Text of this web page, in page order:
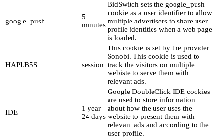
google_push
5
minutes
BidSwitch sets the google_push
cookie as a user identifier to allow
multiple advertisers to share user
profile identities when a web page
is loaded.
HAPLB5S session
This cookie is set by the provider
Sonobi. This cookie is used to
track the visitors on multiple
webiste to serve them with
relevant ads.
IDE
1 year
24 days
Google DoubleClick IDE cookies
are used to store information
about how the user uses the
website to present them with
relevant ads and according to the
user profile.